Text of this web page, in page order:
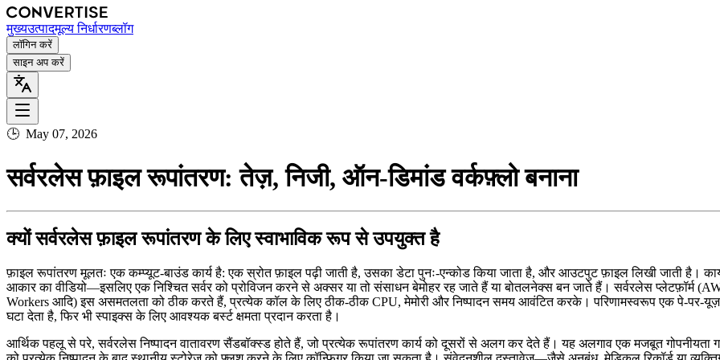
मुख्यउत्पादमूल्य निर्धारणब्लॉग
लॉगिन करें
साइन अप करें
🕒 May 07, 2026
सर्वरलेस फ़ाइल रूपांतरण: तेज़, निजी, ऑन‑डिमांड वर्कफ़्लो बनाना
क्यों सर्वरलेस फ़ाइल रूपांतरण के लिए स्वाभाविक रूप से उपयुक्त है
फ़ाइल रूपांतरण मूलतः एक कम्प्यूट‑बाउंड कार्य है: एक स्रोत फ़ाइल पढ़ी जाती है, उसका डेटा पुनः‑एन्कोड किया जाता है, और आउटपुट फ़ाइल लिखी जाती है।
आकार का वीडियो—इसलिए एक निश्चित सर्वर को प्रोविजन करने से अक्सर या तो संसाधन बेमोहर रह जाते हैं या बोतलनेक्स बन जाते हैं। सर्वरलेस प्लेटफ़ॉर्म
Workers आदि) इस असमतलता को ठीक करते हैं, प्रत्येक कॉल के लिए ठीक‑ठीक CPU, मेमोरी और निष्पादन समय आवंटित करके। परिणामस्वरूप एक पे‑पर‑यूज़
घटा देता है, फिर भी स्पाइक्स के लिए आवश्यक बर्स्ट क्षमता प्रदान करता है।
आर्थिक पहलू से परे, सर्वरलेस निष्पादन वातावरण सैंडबॉक्स्ड होते हैं, जो प्रत्येक रूपांतरण कार्य को दूसरों से अलग कर देते हैं। यह अलगाव एक मजबूत गोपनीयता